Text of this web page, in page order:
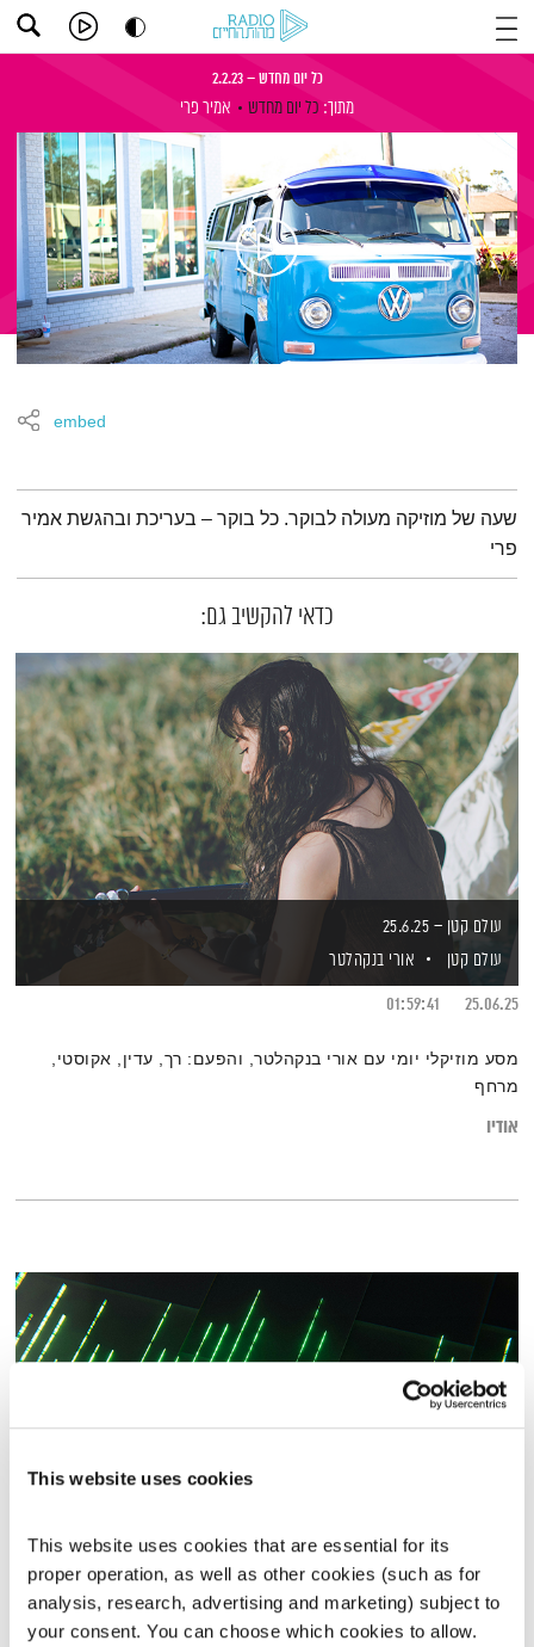
This website uses cookies
This website uses cookies that are essential for its
proper operation, as well as other cookies (such as for
analysis, research, advertising and marketing) subject to
your consent. You can choose which cookies to allow.
כל יום מחדש – 2.2.23
מתוך: כל יום מחדש אמיר פרי
embed
תמצית הפודקאסט
שעה של מוזיקה מעולה לבוקר. כל בוקר – בעריכת ובהגשת אמיר
פרי
כדאי להקשיב גם:
עולם קטן – 25.6.25
עולם קטן
אורי בנקהלטר
25.06.25
01:59:41
מסע מוזיקלי יומי עם אורי בנקהלטר, והפעם: רך, עדין, אקוסטי,
מרחף
אודיו
התעוררות – 11.11.25
התעוררות
גליה גלעדי
11.11.25
01:29:05